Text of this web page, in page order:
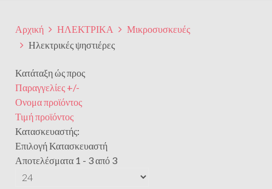
Αρχική ΗΛΕΚΤΡΙΚΑ
Μικροσυσκευές
Ηλεκτρικές ψηστιέρες
Κατάταξη ώς προς
Παραγγελίες +/-
Ονομα προϊόντος
Τιμή προϊόντος
Κατασκευαστής:
Επιλογή Κατασκευαστή
Αποτελέσματα 1 - 3 από 3